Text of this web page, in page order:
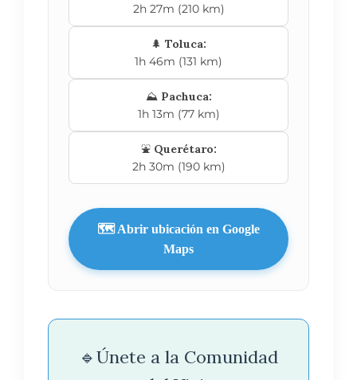
2h 27m (210 km)
🌲 Toluca:
1h 46m (131 km)
⛰️ Pachuca:
1h 13m (77 km)
⛲ Querétaro:
2h 30m (190 km)
🗺️ Abrir ubicación en Google
Maps
🔹Únete a la Comunidad